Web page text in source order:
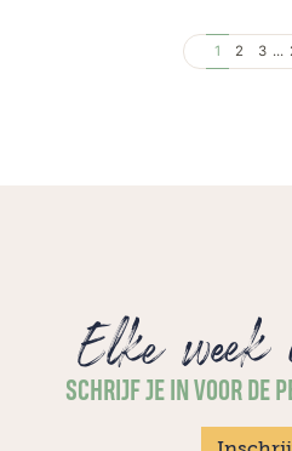
1 2 3 ...
Elke
SCHRIJF JE IN VOOR DE